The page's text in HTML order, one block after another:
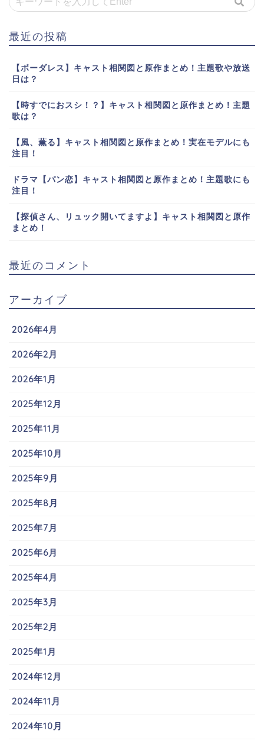
最近の投稿
【ボーダレス】キャスト相関図と原作まとめ！主題歌や放送
日は？
【時すでにおスシ！？】キャスト相関図と原作まとめ！主題
歌は？
【風、薫る】キャスト相関図と原作まとめ！実在モデルにも
注目！
ドラマ【パン恋】キャスト相関図と原作まとめ！主題歌にも
注目！
【探偵さん、リュック開いてますよ】キャスト相関図と原作
まとめ！
最近のコメント
アーカイブ
2026年4月
2026年2月
2026年1月
2025年12月
2025年11月
2025年10月
2025年9月
2025年8月
2025年7月
2025年6月
2025年4月
2025年3月
2025年2月
2025年1月
2024年12月
2024年11月
2024年10月